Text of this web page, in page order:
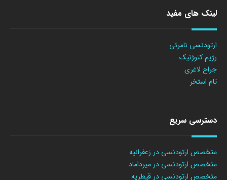
لینک های مفید
ارتودنسی نامرئی
رژیم کتوژنیک
جراح لاغری
تام استخر
دسترسی سریع
متخصص ارتودنسی در زعفرانیه
متخصص ارتودنسی در میرداماد
متخصص ارتودنسی در قیطریه